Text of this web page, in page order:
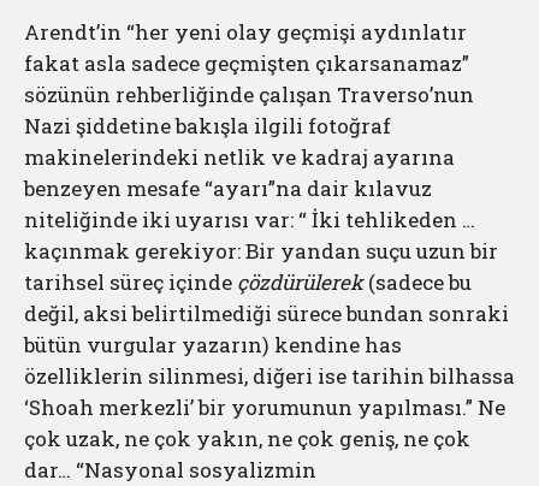
Arendt’in “her yeni olay geçmişi aydınlatır
fakat asla sadece geçmişten çıkarsanamaz”
sözünün rehberliğinde çalışan Traverso’nun
Nazi şiddetine bakışla ilgili fotoğraf
makinelerindeki netlik ve kadraj ayarına
benzeyen mesafe “ayarı”na dair kılavuz
niteliğinde iki uyarısı var: “ İki tehlikeden …
kaçınmak gerekiyor: Bir yandan suçu uzun bir
tarihsel süreç içinde çözdürülerek(sadece bu
değil, aksi belirtilmediği sürece bundan sonraki
bütün vurgular yazarın) kendine has
özelliklerin silinmesi, diğeri ise tarihin bilhassa
‘Shoah merkezli’ bir yorumunun yapılması.” Ne
çok uzak, ne çok yakın, ne çok geniş, ne çok
dar… “Nasyonal sosyalizmin